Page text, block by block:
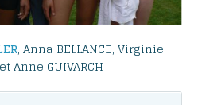
, Anna BELLANCE, Virginie
Anne GUIVARCH